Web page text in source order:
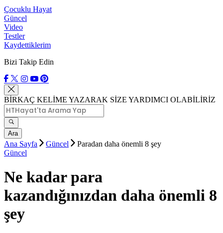
Çocuklu Hayat
Güncel
Video
Testler
Kaydettiklerim
Bizi Takip Edin
BİRKAÇ KELİME YAZARAK SİZE YARDIMCI OLABİLİRİZ
Ara
Ana Sayfa Güncel
Paradan daha önemli 8 şey
Güncel
Ne kadar para
kazandığınızdan daha önemli 8
şey